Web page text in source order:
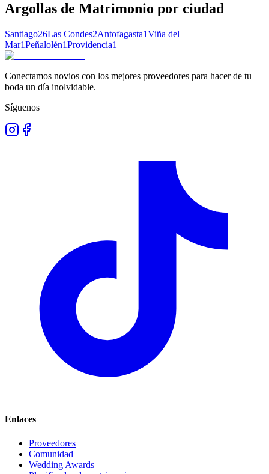
Argollas de Matrimonio por ciudad
Santiago26Las Condes2Antofagasta1Viña del
Mar1Peñalolén1Providencia1
Conectamos novios con los mejores proveedores para hacer de tu
boda un día inolvidable.
Síguenos
Enlaces
Proveedores
Comunidad
Wedding Awards